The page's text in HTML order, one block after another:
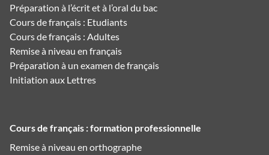
Préparation à l’écrit et à l’oral du bac
Cours de français : Etudiants
Cours de français : Adultes
Remise à niveau en français
Préparation à un examen de français
Initiation aux Lettres
Cours de français : formation professionnelle
Remise à niveau en orthographe